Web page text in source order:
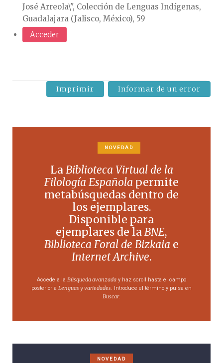
José Arreola\", Colección de Lenguas Indígenas,
Guadalajara (Jalisco, México), 59
Acceder
Imprimir Informar de un error
NOVEDAD
LaBiblioteca Virtual de la
Filología Española permite
metabúsquedas dentro de
los ejemplares.
Disponible para
ejemplares de laBNE,
Biblioteca Foral de Bizkaia e
Internet Archive.
Accede a la Búsqueda avanzada y haz scroll hasta el campo
posterior a Lenguas y variedades . Introduce el término y pulsa en
Buscar.
NOVEDAD